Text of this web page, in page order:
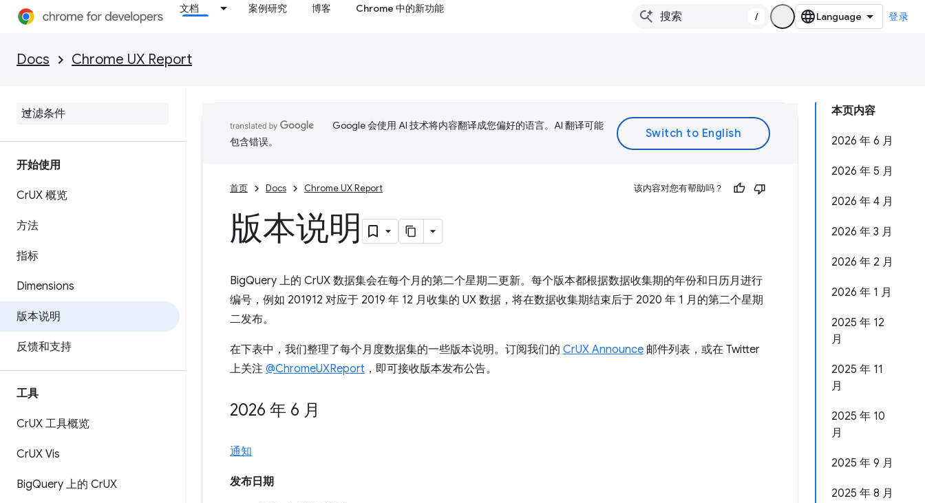
文档 案例研究 博客 Chrome 中的新功能
/ 登录
Docs Chrome UX Report
开始使用
CrUX 概览
方法
指标
Dimensions
版本说明
反馈和支持
工具
CrUX 工具概览
CrUX Vis
BigQuery 上的 CrUX
本页内容
2026 年 6 月
2026 年 5 月
2026 年 4 月
2026 年 3 月
2026 年 2 月
2026 年 1 月
2025 年 12
月
2025 年 11
月
2025 年 10
月
2025 年 9 月
2025 年 8 月
Google 会使用 AI 技术将内容翻译成您偏好的语言。AI 翻译可能
包含错误。
首页 Docs Chrome UX Report 该内容对您有帮助吗？
版本说明
BigQuery 上的 CrUX 数据集会在每个月的第二个星期二更新。每个版本都根据数据收集期的年份和日历月进行
编号，例如 201912 对应于 2019 年 12 月收集的 UX 数据，将在数据收集期结束后于 2020 年 1 月的第二个星期
二发布。
在下表中，我们整理了每个月度数据集的一些版本说明。订阅我们的 CrUX Announce 邮件列表，或在 Twitter
上关注 @ChromeUXReport ，即可接收版本发布公告。
2026 年 6 月
通知
发布日期